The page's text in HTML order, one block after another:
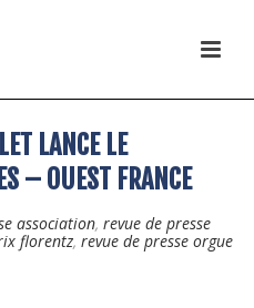
LANCE LE
– OUEST FRANCE
association, revue de presse
florentz, revue de presse orgue